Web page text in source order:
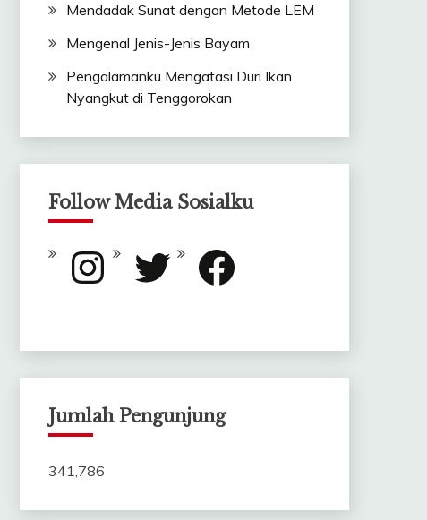
Mendadak Sunat dengan Metode LEM
Mengenal Jenis-Jenis Bayam
Pengalamanku Mengatasi Duri Ikan
Nyangkut di Tenggorokan
Follow Media Sosialku
Instagram Twitter Facebook
Jumlah Pengunjung
341,786